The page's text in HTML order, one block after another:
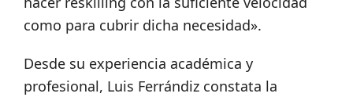
como para cubrir dicha necesidad».
Desde su experiencia académica y
profesional, Luis Ferrándiz constata la